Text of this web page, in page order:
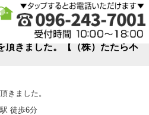
頂きました。【（株）たたら不
きました。
徒歩6分